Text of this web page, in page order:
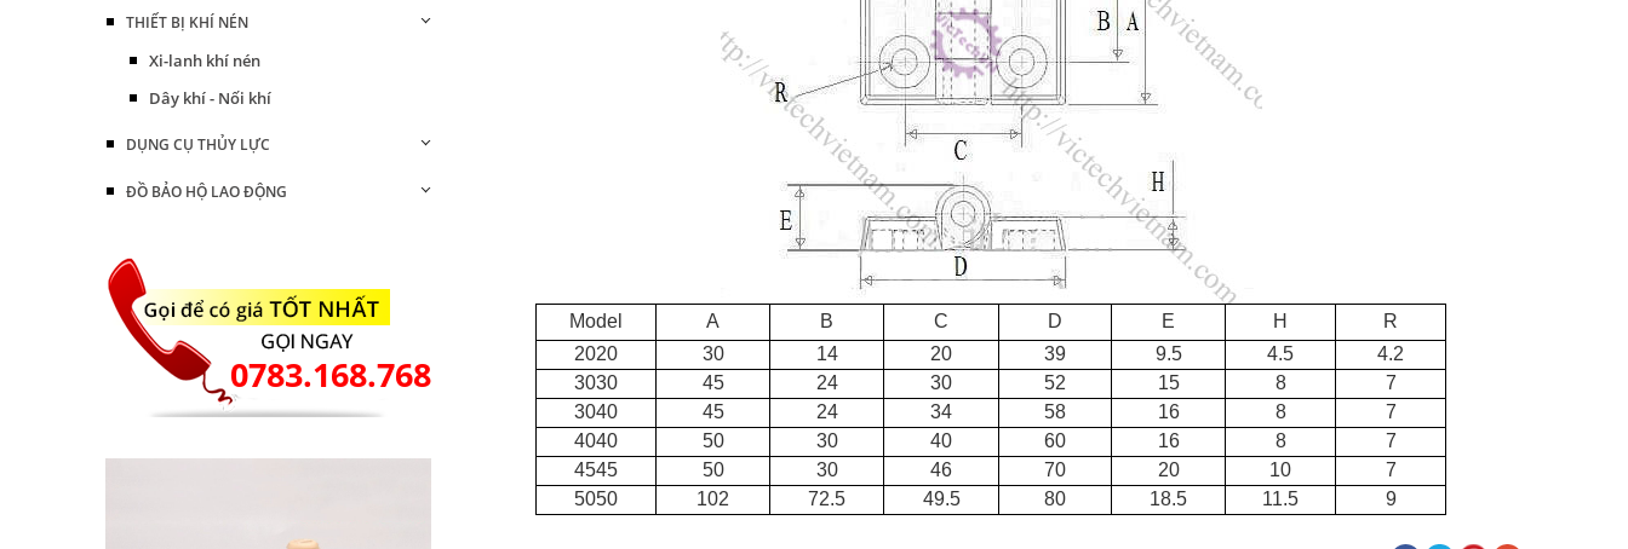
THIẾT BỊ KHÍ NÉN
Xi-lanh khí nén
Dây khí - Nối khí
DỤNG CỤ THỦY LỰC
ĐỒ BẢO HỘ LAO ĐỘNG
0783.168.768
Model A B C D E H
R
2020
30 14 20 39 9.5 4.5
4.2
3030
45 24 30 52 15 8
7
3040
45 24 34 58 16 8
7
4040
50 30 40 60 16 8
7
4545
50 30 46 70 20 10
7
5050
102 72.5 49.5 80 18.5 11.5 9